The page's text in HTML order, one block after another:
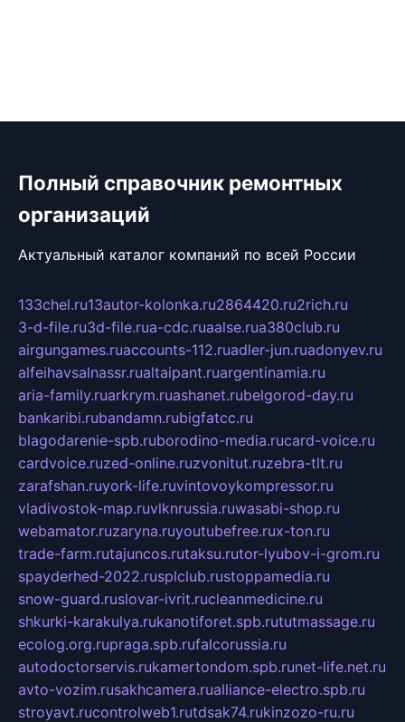
Полный справочник ремонтных
организаций
Актуальный каталог компаний по всей России
133chel.ru13autor-kolonka.ru2864420.ru2rich.ru
3-d-file.ru3d-file.rua-cdc.ruaalse.rua380club.ru
airgungames.ruaccounts-112.ruadler-jun.ruadonyev.ru
alfeihavsalnassr.rualtaipant.ruargentinamia.ru
aria-family.ruarkrym.ruashanet.rubelgorod-day.ru
bankaribi.rubandamn.rubigfatcc.ru
blagodarenie-spb.ruborodino-media.rucard-voice.ru
cardvoice.ruzed-online.ruzvonitut.ruzebra-tlt.ru
zarafshan.ruyork-life.ruvintovoykompressor.ru
vladivostok-map.ruvlknrussia.ruwasabi-shop.ru
webamator.ruzaryna.ruyoutubefree.rux-ton.ru
trade-farm.rutajuncos.rutaksu.rutor-lyubov-i-grom.ru
spayderhed-2022.rusplclub.rustoppamedia.ru
snow-guard.ruslovar-ivrit.rucleanmedicine.ru
shkurki-karakulya.rukanotiforet.spb.rututmassage.ru
ecolog.org.rupraga.spb.rufalcorussia.ru
autodoctorservis.rukamertondom.spb.runet-life.net.ru
avto-vozim.rusakhcamera.rualliance-electro.spb.ru
stroyavt.rucontrolweb1.rutdsak74.rukinzozo-ru.ru